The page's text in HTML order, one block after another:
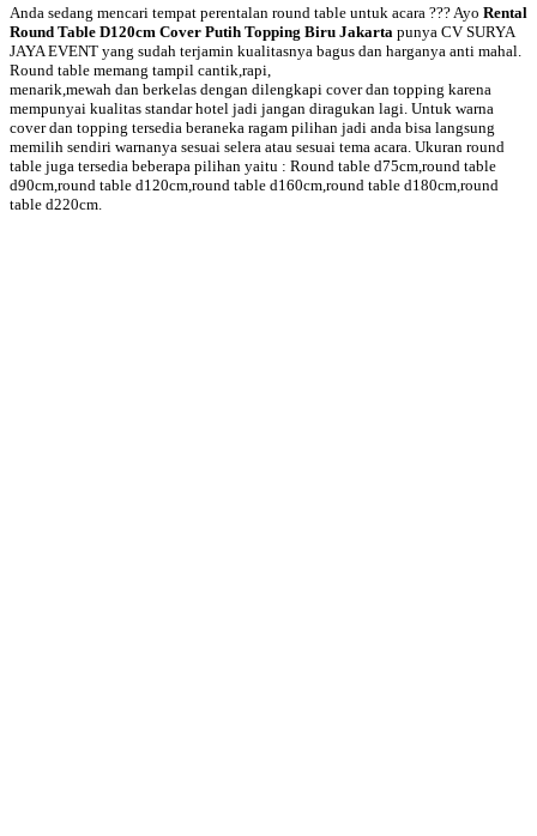
Anda sedang mencari tempat perentalan round table untuk acara ??? Ayo Rental
Round Table D120cm Cover Putih Topping Biru Jakarta punya CV SURYA
JAYA EVENT yang sudah terjamin kualitasnya bagus dan harganya anti mahal.
Round table memang tampil cantik,rapi,
menarik,mewah dan berkelas dengan dilengkapi cover dan topping karena
mempunyai kualitas standar hotel jadi jangan diragukan lagi. Untuk warna
cover dan topping tersedia beraneka ragam pilihan jadi anda bisa langsung
memilih sendiri warnanya sesuai selera atau sesuai tema acara. Ukuran round
table juga tersedia beberapa pilihan yaitu : Round table d75cm,round table
d90cm,round table d120cm,round table d160cm,round table d180cm,round
table d220cm.